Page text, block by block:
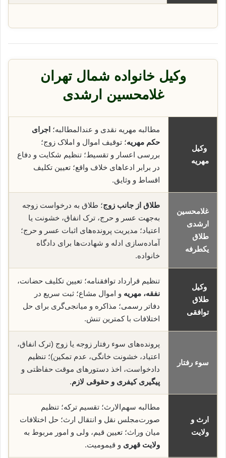
وکیل خانواده شمال تهران
غلامحسین ارشدی
وکیل
مهریه
مطالبه مهریه نقدی و عندالمطالبه؛ اجرای
حکم مهریه؛ توقیف اموال و املاک زوج؛
بررسی اعسار و تقسیط؛ تنظیم شکایت و دفاع
در برابر ادعاهای خلاف واقع؛ تعیین تکلیف
اقساط و وثایق.
غلامحسین
ارشدی
طلاق
یکطرفه
طلاق از جانب زوج؛ طلاق به درخواست زوجه
به‌جهت عسر و حرج، ترک انفاق، خشونت یا
اعتیاد؛ مدیریت پرونده‌های اثبات عسر و حرج؛
آماده‌سازی ادله و شهادت‌ها برای دادگاه
خانواده.
وکیل
طلاق
توافقی
تنظیم قرارداد توافقنامه؛ تعیین تکلیف حضانت،
نفقه، مهریه و اموال مشاع؛ ثبت سریع در
دفاتر رسمی؛ مذاکره و میانجی‌گری برای حل
اختلافات با کمترین تنش.
سوء رفتار
پرونده‌های سوء رفتار زوجه یا زوج (ترک انفاق،
اعتیاد، خشونت خانگی، عدم تمکین)؛ تنظیم
دادخواست، اخذ دستورهای موقت حفاظتی و
پیگیری کیفری و حقوقی لازم.
ارث و
ولایت
مطالبه سهم‌الارث؛ تقسیم ترکه؛ تنظیم
صورت‌مجلس نقل و انتقال ارث؛ حل اختلافات
میان وراث؛ تعیین قیم، ولی و امور مربوط به
ولایت قهری و قیمومیت.